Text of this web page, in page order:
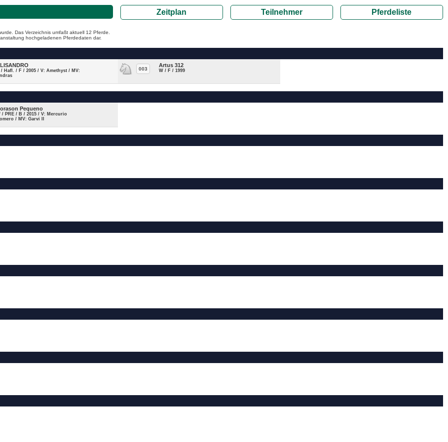
Zeitplan Teilnehmer Pferdeliste
Das Verzeichnis umfaßt aktuell 12 Pferde.
hochgeladenen Pferdedaten dar.
/ Hafl. / F / 2005 / V: Amethyst / MV:
003
Artus 312
W / F / 1999
Pequeno
/ PRE / B / 2015 / V: Mercurio
/ MV: Garvi II